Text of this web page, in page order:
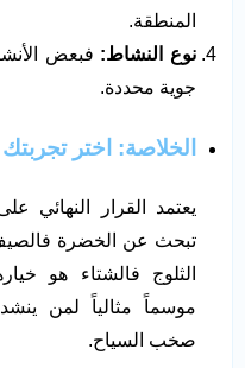
المنطقة.
نوع النشاط: فبعض
جوية محددة.
الخلاصة: اختر
يعتمد القرار النهائي
تبحث عن الخضرة
الثلوج فالشتاء هو
موسماً مثالياً لمن
صخب السياح.